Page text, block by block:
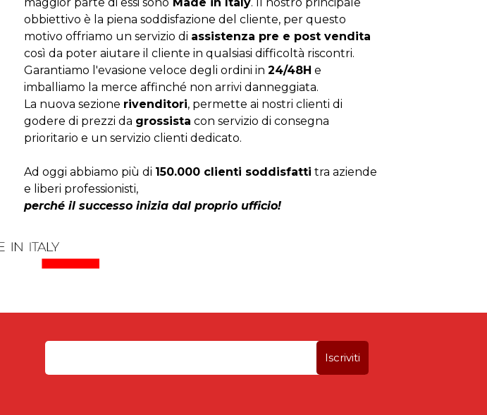
obbiettivo è la piena soddisfazione del cliente, per questo
motivo offriamo un servizio di assistenza pre e post vendita
così da poter aiutare il cliente in qualsiasi difficoltà riscontri.
Garantiamo l'evasione veloce degli ordini in 24/48H e
imballiamo la merce affinché non arrivi danneggiata.
La nuova sezione rivenditori, permette ai nostri clienti di
godere di prezzi da grossista con servizio di consegna
prioritario e un servizio clienti dedicato.
Ad oggi abbiamo più di 150.000 clienti soddisfatti tra aziende
e liberi professionisti,
perché il successo inizia dal proprio ufficio!